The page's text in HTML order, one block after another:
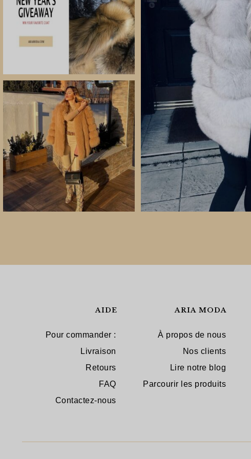
AIDE
Pour commander :
Livraison
Retours
FAQ
Contactez-nous
ARIA MODA
À propos de nous
Nos clients
Lire notre blog
Parcourir les produits